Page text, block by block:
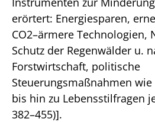
erörtert: Energiesparen,
CO2–ärmere Technologien,
Schutz der Regenwälder u.
Forstwirtschaft, politische
Steuerungsmaßnahmen
bis hin zu Lebensstilfragen
382–455)].